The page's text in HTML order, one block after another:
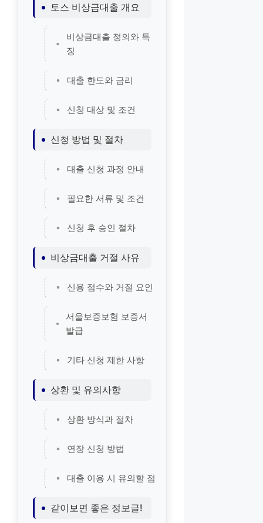
토스 비상금대출 개요
비상금대출 정의와 특
징
대출 한도와 금리
신청 대상 및 조건
신청 방법 및 절차
대출 신청 과정 안내
필요한 서류 및 조건
신청 후 승인 절차
비상금대출 거절 사유
신용 점수와 거절 요인
서울보증보험 보증서
발급
기타 신청 제한 사항
상환 및 유의사항
상환 방식과 절차
연장 신청 방법
대출 이용 시 유의할 점
같이보면 좋은 정보글!